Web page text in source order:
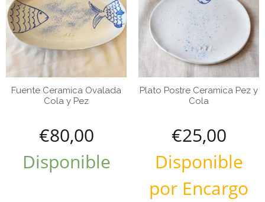
Fuente Ceramica Ovalada
Cola y Pez
€80,00
Disponible
Plato Postre Ceramica Pez y
Cola
€25,00
Disponible
por Encargo